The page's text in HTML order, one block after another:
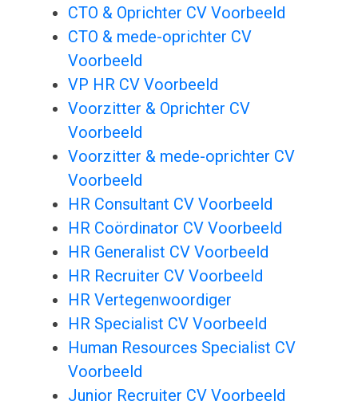
CTO & Oprichter CV Voorbeeld
CTO & mede-oprichter CV
Voorbeeld
VP HR CV Voorbeeld
Voorzitter & Oprichter CV
Voorbeeld
Voorzitter & mede-oprichter CV
Voorbeeld
HR Consultant CV Voorbeeld
HR Coördinator CV Voorbeeld
HR Generalist CV Voorbeeld
HR Recruiter CV Voorbeeld
HR Vertegenwoordiger
HR Specialist CV Voorbeeld
Human Resources Specialist CV
Voorbeeld
Junior Recruiter CV Voorbeeld